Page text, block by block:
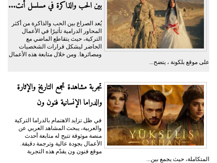
بين الحب والذاكرة في مسلسل أنت...
يُعد الصراع بين الحب والذاكرة من أكثر
المحاور الدرامية تأثيرًا في الأعمال
التركية، حيث يتقاطع الماضي مع
الحاضر ليشكل قرارات الشخصيات
ومصائرها. ومن خلال متابعة هذه الأعمال
على موقع بلكونة ، يتضح...
تجربة مشاهدة تجمع التاريخ والإثارة
والدراما الإنسانية فنون ون
في ظل تزايد الاهتمام بالدراما التركية
والعربية، يبحث المشاهد العربي عن
منصة موثوقة تتيح له متابعة أحدث
الأعمال بجودة عالية وترجمة دقيقة.
موقع فنون ون يقدّم هذه التجربة
المتكاملة، حيث يجمع بين...